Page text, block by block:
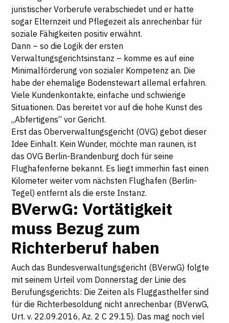
juristischer Vorberufe verabschiedet und er hatte
sogar Elternzeit und Pflegezeit als anrechenbar für
soziale Fähigkeiten positiv erwähnt.
Dann – so die Logik der ersten
Verwaltungsgerichtsinstanz – komme es auf eine
Minimalförderung von sozialer Kompetenz an. Die
habe der ehemalige Bodenstewart allemal erfahren.
Viele Kundenkontakte, einfache und schwierige
Situationen. Das bereitet vor auf die hohe Kunst des
„Abfertigens“ vor Gericht.
Erst das Oberverwaltungsgericht (OVG) gebot dieser
Idee Einhalt. Kein Wunder, möchte man raunen, ist
das OVG Berlin-Brandenburg doch für seine
Flughafenferne bekannt. Es liegt immerhin fast einen
Kilometer weiter vom nächsten Flughafen (Berlin-
Tegel) entfernt als die erste Instanz.
BVerwG: Vortätigkeit
muss Bezug zum
Richterberuf haben
Auch das Bundesverwaltungsgericht (BVerwG) folgte
mit seinem Urteil vom Donnerstag der Linie des
Berufungsgerichts: Die Zeiten als Fluggasthelfer sind
für die Richterbesoldung nicht anrechenbar (BVerwG,
Urt. v. 22.09.2016, Az. 2 C 29.15). Das mag noch viel